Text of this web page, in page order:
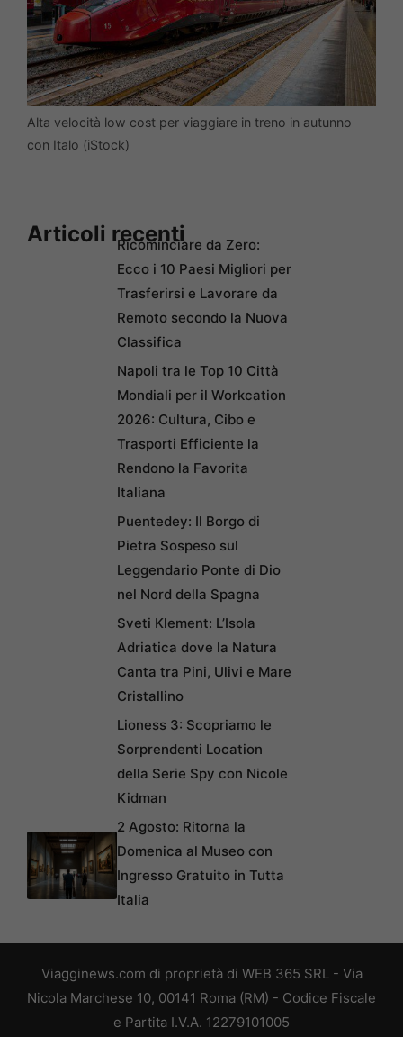
Alta velocità low cost per viaggiare in treno in autunno
con Italo (iStock)
Articoli recentiRicominciare da Zero:
Ecco i 10 Paesi Migliori per
Trasferirsi e Lavorare da
Remoto secondo la Nuova
Classifica
Napoli tra le Top 10 Città
Mondiali per il Workcation
2026: Cultura, Cibo e
Trasporti Efficiente la
Rendono la Favorita
Italiana
Puentedey: Il Borgo di
Pietra Sospeso sul
Leggendario Ponte di Dio
nel Nord della Spagna
Sveti Klement: L’Isola
Adriatica dove la Natura
Canta tra Pini, Ulivi e Mare
Cristallino
Lioness 3: Scopriamo le
Sorprendenti Location
della Serie Spy con Nicole
Kidman
2 Agosto: Ritorna la
Domenica al Museo con
Ingresso Gratuito in Tutta
Italia
Viagginews.com di proprietà di WEB 365 SRL - Via
Nicola Marchese 10, 00141 Roma (RM) - Codice Fiscale
e Partita I.V.A. 12279101005